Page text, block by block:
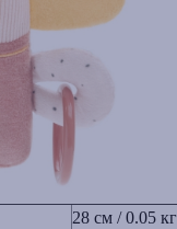
28 см / 0.05 кг